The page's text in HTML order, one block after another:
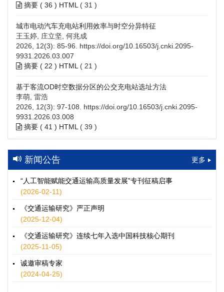
摘要 ( 36 ) HTML ( 31 )
城市电动汽车充电站利用效率与时空分异特征
王玉婷, 庄立坚, 何兆成
2026, 12(3): 85-96. https://doi.org/10.16503/j.cnki.2095-
9931.2026.03.007
摘要 ( 22 ) HTML ( 21 )
基于客流OD时空数据分区的公交充电站选址方法
李萌, 雷浩
2026, 12(3): 97-108. https://doi.org/10.16503/j.cnki.2095-
9931.2026.03.008
摘要 ( 41 ) HTML ( 39 )
高速公路充电设施技术规划综述：场景需求、技术路线与配置
策略
2026, 12(3): 109-124.https://doi.org/10.16503/j.cnki.2095-
9931.2026.03.009
摘要 (
HTML
水运港-船多能源融合技术及集成应用——以宁波舟山港穿山港
童亮, 袁裕鹏, 袁成清, 唐道贵, 钟晓晖, 严新平
2026, 12(3): 125-136.
9931.2026.03.010
摘要 (33 ) HTML
新闻公告 更多
“人工智能赋能交通运输高质量发展”专刊征稿启事
(2026-02-11)
《交通运输研究》严正声明
(2025-12-04)
《交通运输研究》连续七年入选中国科技核心期刊
(2025-11-05)
诚邀审稿专家
(2024-04-25)